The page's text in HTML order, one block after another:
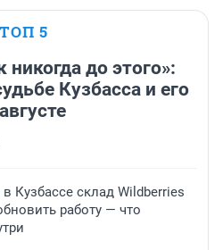
ТОП 5
никогда до этого»:
Кузбасса и его
Кузбассе склад Wildberries
работу — что